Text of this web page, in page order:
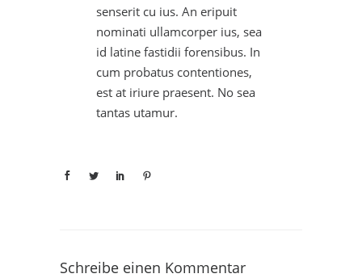
senserit cu ius. An eripuit
nominati ullamcorper ius, sea
id latine fastidii forensibus. In
cum probatus contentiones,
est at iriure praesent. No sea
tantas utamur.
Schreibe einen Kommentar